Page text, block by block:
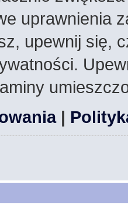
uprawnienia
upewnij się,
|